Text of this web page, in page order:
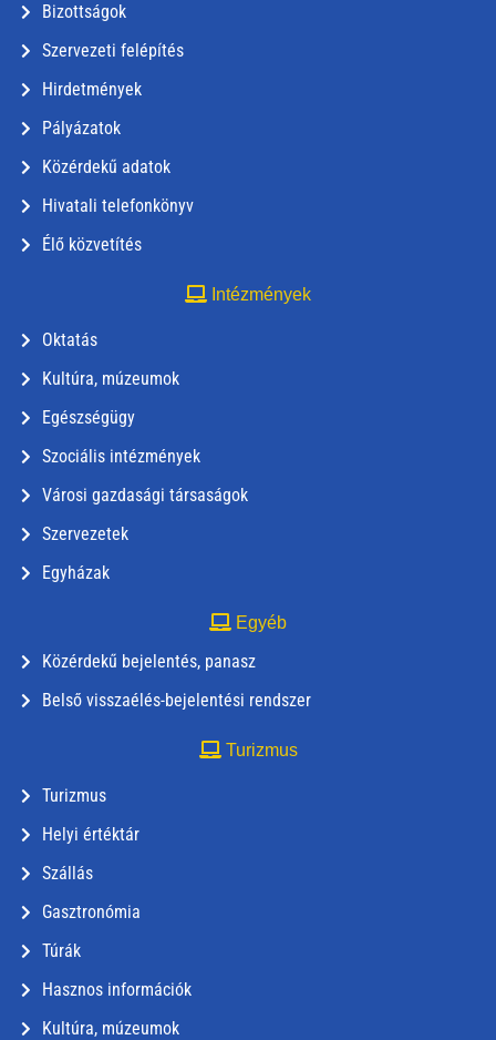
Bizottságok
Szervezeti felépítés
Hirdetmények
Pályázatok
Közérdekű adatok
Hivatali telefonkönyv
Élő közvetítés
Intézmények
Oktatás
Kultúra, múzeumok
Egészségügy
Szociális intézmények
Városi gazdasági társaságok
Szervezetek
Egyházak
Egyéb
Közérdekű bejelentés, panasz
Belső visszaélés-bejelentési rendszer
Turizmus
Turizmus
Helyi értéktár
Szállás
Gasztronómia
Túrák
Hasznos információk
Kultúra, múzeumok